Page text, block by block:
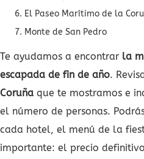
El Paseo Marítimo de la
Monte de San Pedro
Te ayudamos a encontrar la
escapada de fin de año.
Coruña que te mostramos e
el número de personas.
cada hotel, el menú de la
importante: el precio